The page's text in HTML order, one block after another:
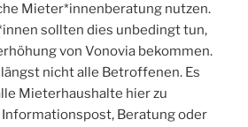
Mieter*innenberatung nutzen.
sollten dies unbedingt tun,
von Vonovia bekommen.
nicht alle Betroffenen. Es
Mieterhaushalte hier zu
Beratung oder